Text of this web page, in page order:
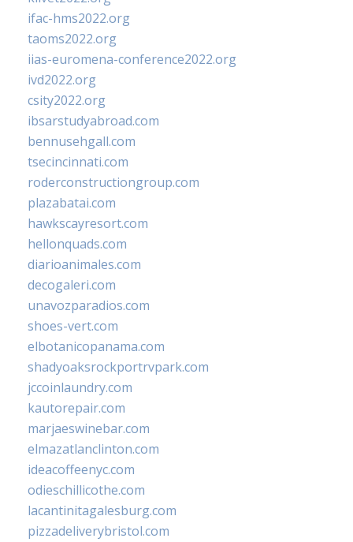
ifac-hms2022.org
taoms2022.org
iias-euromena-conference2022.org
ivd2022.org
csity2022.org
ibsarstudyabroad.com
bennusehgall.com
tsecincinnati.com
roderconstructiongroup.com
plazabatai.com
hawkscayresort.com
hellonquads.com
diarioanimales.com
decogaleri.com
unavozparadios.com
shoes-vert.com
elbotanicopanama.com
shadyoaksrockportrvpark.com
jccoinlaundry.com
kautorepair.com
marjaeswinebar.com
elmazatlanclinton.com
ideacoffeenyc.com
odieschillicothe.com
lacantinitagalesburg.com
pizzadeliverybristol.com